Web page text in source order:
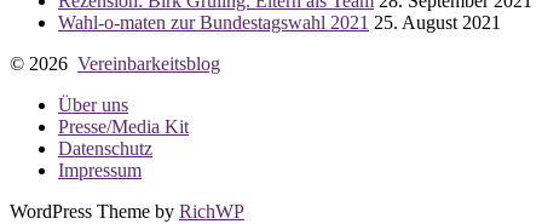
Wahl-o-maten zur Bundestagswahl 2021 25. August 2021
© 2026 Vereinbarkeitsblog
Über uns
Presse/Media Kit
Datenschutz
Impressum
WordPress Theme by RichWP